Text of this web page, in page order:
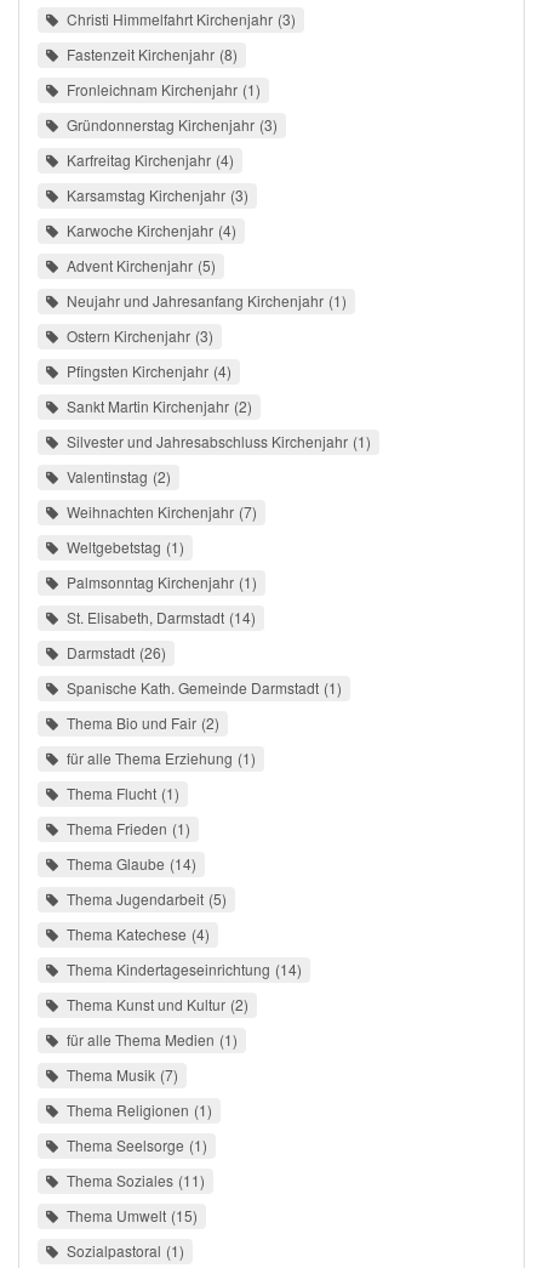
Christi Himmelfahrt Kirchenjahr 3
Fastenzeit Kirchenjahr 8
Fronleichnam Kirchenjahr 1
Gründonnerstag Kirchenjahr 3
Karfreitag Kirchenjahr 4
Karsamstag Kirchenjahr 3
Karwoche Kirchenjahr 4
Advent Kirchenjahr 5
Neujahr und Jahresanfang Kirchenjahr 1
Ostern Kirchenjahr 3
Pfingsten Kirchenjahr 4
Sankt Martin Kirchenjahr 2
Silvester und Jahresabschluss Kirchenjahr 1
Valentinstag 2
Weihnachten Kirchenjahr 7
Weltgebetstag 1
Palmsonntag Kirchenjahr 1
St. Elisabeth, Darmstadt 14
Darmstadt 26
Spanische Kath. Gemeinde Darmstadt 1
Thema Bio und Fair 2
für alle Thema Erziehung 1
Thema Flucht 1
Thema Frieden 1
Thema Glaube 14
Thema Jugendarbeit 5
Thema Katechese 4
Thema Kindertageseinrichtung 14
Thema Kunst und Kultur 2
für alle Thema Medien 1
Thema Musik 7
Thema Religionen 1
Thema Seelsorge 1
Thema Soziales 11
Thema Umwelt 15
Sozialpastoral 1